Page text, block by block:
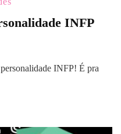
INFP
INFP! É pra